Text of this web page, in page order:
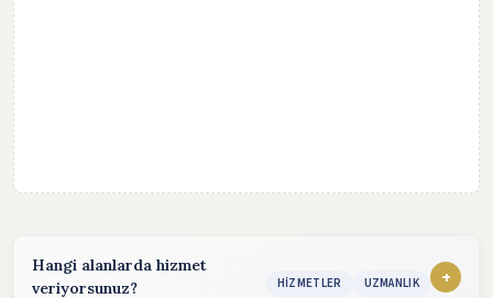
Hangi alanlarda hizmet
veriyorsunuz?
HIZMETLER UZMANLIK +